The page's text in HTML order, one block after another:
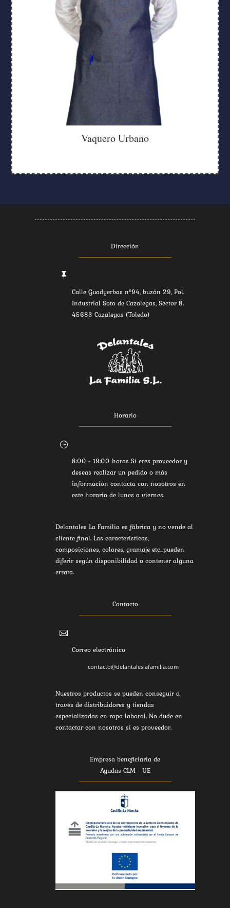
Vaquero Urbano
Dirección

Calle Guadyerbas nº94, buzón 29, Pol.
Industrial Soto de Cazalegas, Sector 8.
45683 Cazalegas (Toledo)
Horario
}
8:00 - 19:00 horas Si eres proveedor y
deseas realizar un pedido o más
información contacta con nosotros en
este horario de lunes a viernes.
Delantales La Familia es fábrica y no vende al
cliente final. Las características,
composiciones, colores, gramaje etc...pueden
diferir según disponibilidad o contener alguna
errata.
Contacto

Correo electrónico
contacto@delantaleslafamilia.com
Nuestros productos se pueden conseguir a
través de distribuidores y tiendas
especializadas en ropa laboral. No dude en
contactar con nosotros si es proveedor.
Empresa beneficiaria de
Ayudas CLM - UE